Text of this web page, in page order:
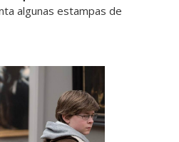
algunas estampas de